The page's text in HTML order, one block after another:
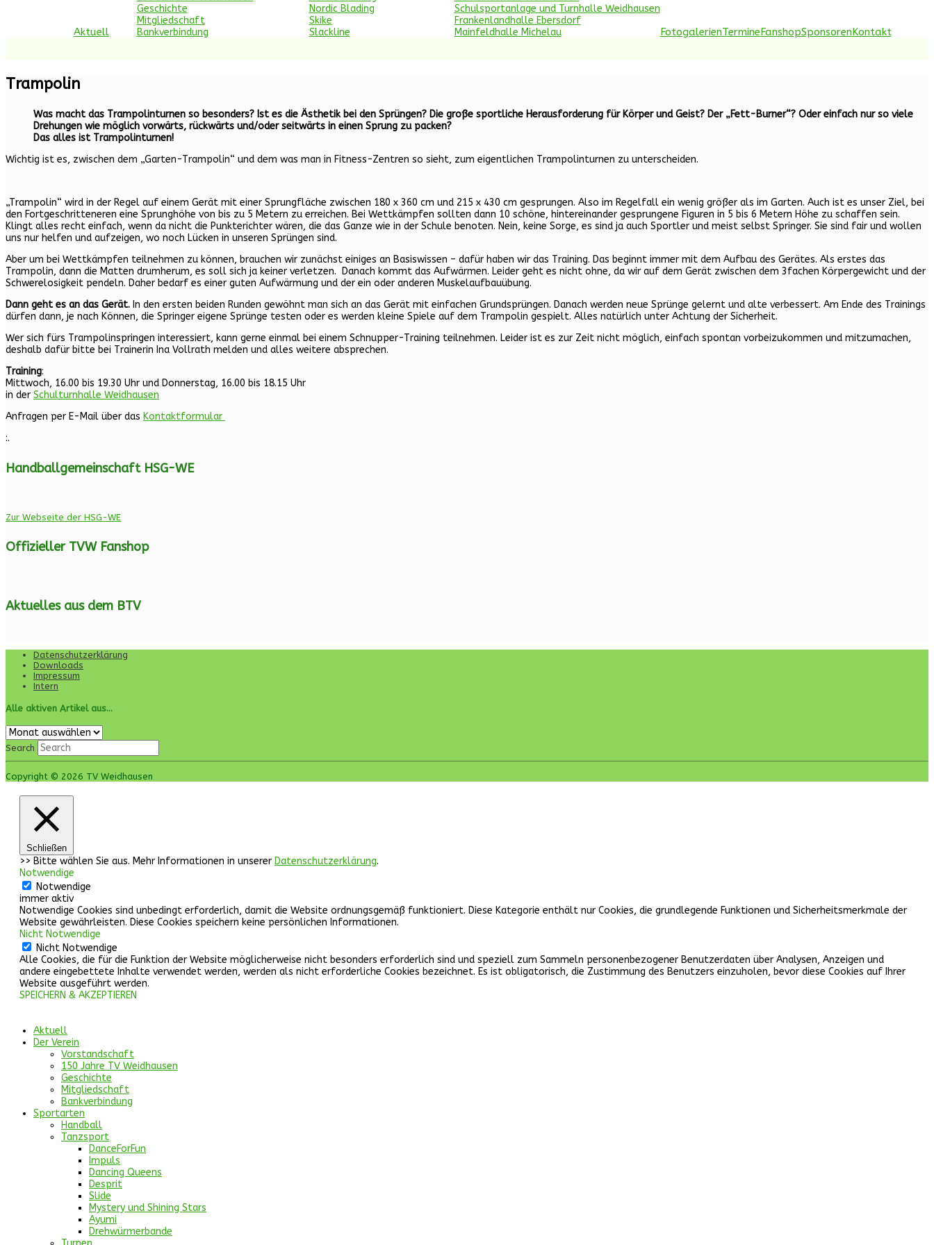
Aktuell
Geschichte
Mitgliedschaft
Bankverbindung
Nordic Blading
Skike
Slackline
Schulsportanlage und Turnhalle Weidhausen
Frankenlandhalle Ebersdorf
Mainfeldhalle Michelau
FotogalerienTermineFanshopSponsorenKontakt
Trampolin
Was macht das Trampolinturnen so besonders? Ist es die Ästhetik bei den Sprüngen? Die große sportliche Herausforderung für Körper und Geist? Der „Fett-Burner“? Oder einfach nur so viele
Drehungen wie möglich vorwärts, rückwärts und/oder seitwärts in einen Sprung zu packen?
Das alles ist Trampolinturnen!
Wichtig ist es, zwischen dem „Garten-Trampolin“ und dem was man in Fitness-Zentren so sieht, zum eigentlichen Trampolinturnen zu unterscheiden.
„Trampolin“ wird in der Regel auf einem Gerät mit einer Sprungfläche zwischen 180 x 360 cm und 215 x 430 cm gesprungen. Also im Regelfall ein wenig größer als im Garten. Auch ist es unser Ziel, bei
den Fortgeschritteneren eine Sprunghöhe von bis zu 5 Metern zu erreichen. Bei Wettkämpfen sollten dann 10 schöne, hintereinander gesprungene Figuren in 5 bis 6 Metern Höhe zu schaffen sein.
Klingt alles recht einfach, wenn da nicht die Punkterichter wären, die das Ganze wie in der Schule benoten. Nein, keine Sorge, es sind ja auch Sportler und meist selbst Springer. Sie sind fair und wollen
uns nur helfen und aufzeigen, wo noch Lücken in unseren Sprüngen sind.
Aber um bei Wettkämpfen teilnehmen zu können, brauchen wir zunächst einiges an Basiswissen – dafür haben wir das Training. Das beginnt immer mit dem Aufbau des Gerätes. Als erstes das
Trampolin, dann die Matten drumherum, es soll sich ja keiner verletzen. Danach kommt das Aufwärmen. Leider geht es nicht ohne, da wir auf dem Gerät zwischen dem 3fachen Körpergewicht und der
Schwerelosigkeit pendeln. Daher bedarf es einer guten Aufwärmung und der ein oder anderen Muskelaufbauübung.
Dann geht es an das Gerät. In den ersten beiden Runden gewöhnt man sich an das Gerät mit einfachen Grundsprüngen. Danach werden neue Sprünge gelernt und alte verbessert. Am Ende des Trainings
dürfen dann, je nach Können, die Springer eigene Sprünge testen oder es werden kleine Spiele auf dem Trampolin gespielt. Alles natürlich unter Achtung der Sicherheit.
Wer sich fürs Trampolinspringen interessiert, kann gerne einmal bei einem Schnupper-Training teilnehmen. Leider ist es zur Zeit nicht möglich, einfach spontan vorbeizukommen und mitzumachen,
deshalb dafür bitte bei Trainerin Ina Vollrath melden und alles weitere absprechen.
Training:
Mittwoch, 16.00 bis 19.30 Uhr und Donnerstag, 16.00 bis 18.15 Uhr
in der Schulturnhalle Weidhausen
Anfragen per E-Mail über das Kontaktformular
:.
Handballgemeinschaft HSG-WE
Zur Webseite der HSG-WE
Offizieller TVW Fanshop
Aktuelles aus dem BTV
Datenschutzerklärung
Downloads
Impressum
Intern
Alle aktiven Artikel aus…
Alle
aktiven
Artikel
aus…
Search
Copyright © 2026 TV Weidhausen
Schließen
>> Bitte wählen Sie aus. Mehr Informationen in unserer Datenschutzerklärung.
Notwendige
Notwendige
immer aktiv
Notwendige Cookies sind unbedingt erforderlich, damit die Website ordnungsgemäß funktioniert. Diese Kategorie enthält nur Cookies, die grundlegende Funktionen und Sicherheitsmerkmale der
Website gewährleisten. Diese Cookies speichern keine persönlichen Informationen.
Nicht Notwendige
Nicht Notwendige
Alle Cookies, die für die Funktion der Website möglicherweise nicht besonders erforderlich sind und speziell zum Sammeln personenbezogener Benutzerdaten über Analysen, Anzeigen und
andere eingebettete Inhalte verwendet werden, werden als nicht erforderliche Cookies bezeichnet. Es ist obligatorisch, die Zustimmung des Benutzers einzuholen, bevor diese Cookies auf Ihrer
Website ausgeführt werden.
SPEICHERN & AKZEPTIEREN
Aktuell
Der Verein
Vorstandschaft
150 Jahre TV Weidhausen
Geschichte
Mitgliedschaft
Bankverbindung
Sportarten
Handball
Tanzsport
DanceForFun
Impuls
Dancing Queens
Desprit
Slide
Mystery und Shining Stars
Ayumi
Drehwürmerbande